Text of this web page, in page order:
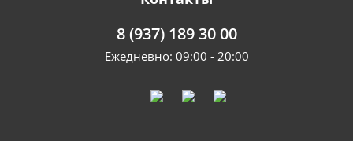
8 (937) 189 30 00
Ежедневно: 09:00 - 20:00